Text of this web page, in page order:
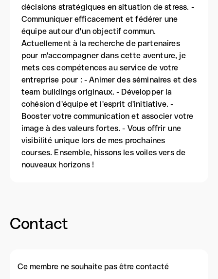
décisions stratégiques en situation de stress. -
Communiquer efficacement et fédérer une
équipe autour d'un objectif commun.
Actuellement à la recherche de partenaires
pour m'accompagner dans cette aventure, je
mets ces compétences au service de votre
entreprise pour : - Animer des séminaires et des
team buildings originaux. - Développer la
cohésion d'équipe et l'esprit d'initiative. -
Booster votre communication et associer votre
image à des valeurs fortes. - Vous offrir une
visibilité unique lors de mes prochaines
courses. Ensemble, hissons les voiles vers de
nouveaux horizons !
Contact
Ce membre ne souhaite pas être contacté